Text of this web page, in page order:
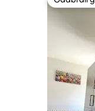
Odabrali